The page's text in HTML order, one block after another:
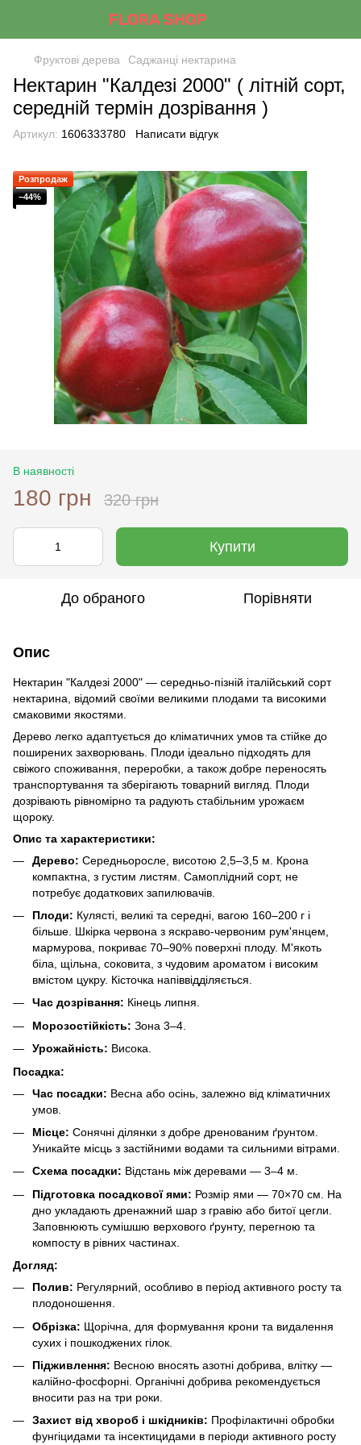
Фруктові дерева Саджанці нектарина
Нектарин "Калдезі 2000" ( літній сорт,
середній термін дозрівання )
Артикул: 1606333780 Написати відгук
Розпродаж
−44%
В наявності
180 грн 320 грн
Купити
До обраного Порівняти
Опис
Нектарин "Калдезі 2000" — середньо-пізній італійський сорт
нектарина, відомий своїми великими плодами та високими
смаковими якостями.
Дерево легко адаптується до кліматичних умов та стійке до
поширених захворювань. Плоди ідеально підходять для
свіжого споживання, переробки, а також добре переносять
транспортування та зберігають товарний вигляд. Плоди
дозрівають рівномірно та радують стабільним урожаєм
щороку.
Опис та характеристики:
Дерево: Середньоросле, висотою 2,5–3,5 м. Крона
компактна, з густим листям. Самоплідний сорт, не
потребує додаткових запилювачів.
Плоди: Кулясті, великі та середні, вагою 160–200 г і
більше. Шкірка червона з яскраво-червоним рум'янцем,
мармурова, покриває 70–90% поверхні плоду. М'якоть
біла, щільна, соковита, з чудовим ароматом і високим
вмістом цукру. Кісточка напіввідділяється.
Час дозрівання: Кінець липня.
Морозостійкість: Зона 3–4.
Урожайність: Висока.
Посадка:
Час посадки: Весна або осінь, залежно від кліматичних
умов.
Місце: Сонячні ділянки з добре дренованим ґрунтом.
Уникайте місць з застійними водами та сильними вітрами.
Схема посадки: Відстань між деревами — 3–4 м.
Підготовка посадкової ями: Розмір ями — 70×70 см. На
дно укладають дренажний шар з гравію або битої цегли.
Заповнюють сумішшю верхового ґрунту, перегною та
компосту в рівних частинах.
Догляд:
Полив: Регулярний, особливо в період активного росту та
плодоношення.
Обрізка: Щорічна, для формування крони та видалення
сухих і пошкоджених гілок.
Підживлення: Весною вносять азотні добрива, влітку —
калійно-фосфорні. Органічні добрива рекомендується
вносити раз на три роки.
Захист від хвороб і шкідників: Профілактичні обробки
фунгіцидами та інсектицидами в періоди активного росту